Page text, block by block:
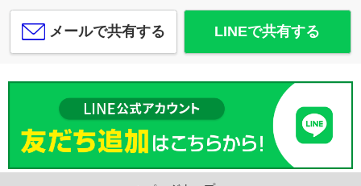
メールで共有する LINEで共有する